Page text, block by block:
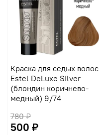
Краска для седых волос
Estel DeLuxe Silver
(блондин коричнево-
медный) 9/74
780 ₽
500 ₽